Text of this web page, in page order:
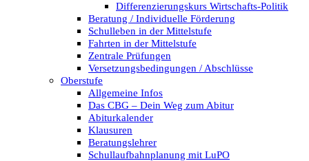
Differenzierungskurs Wirtschafts-Politik
Beratung / Individuelle Förderung
Schulleben in der Mittelstufe
Fahrten in der Mittelstufe
Zentrale Prüfungen
Versetzungsbedingungen / Abschlüsse
Oberstufe
Allgemeine Infos
Das CBG – Dein Weg zum Abitur
Abiturkalender
Klausuren
Beratungslehrer
Schullaufbahnplanung mit LuPO